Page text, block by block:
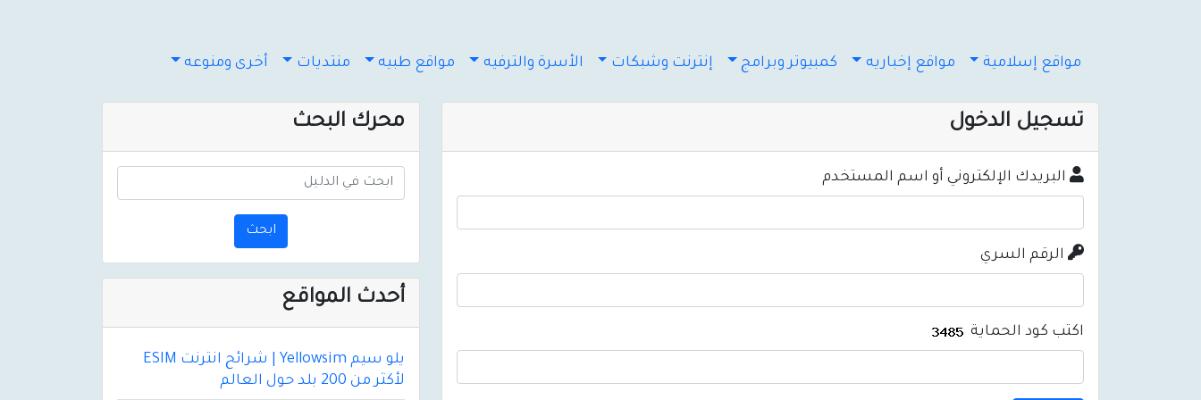
مواقع إسلامية مواقع إخباريه كمبيوتر وبرامج إنترنت وشبكات الأسرة والترفيه مواقع طبيه منتديات أخرى ومنوعه
تسجيل الدخول
البريدك الإلكتروني أو اسم المستخدم
الرقم السري
اكتب كود الحماية
محرك البحث
ابحث
أحدث المواقع
يلو سيم Yellowsim | شرائح انترنت ESIM
لأكثر من 200 بلد حول العالم